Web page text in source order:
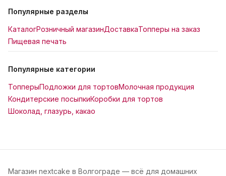
Популярные разделы
КаталогРозничный магазинДоставкаТопперы на заказ
Пищевая печать
Популярные категории
ТопперыПодложки для тортовМолочная продукция
Кондитерские посыпкиКоробки для тортов
Шоколад, глазурь, какао
Магазин nextcake в Волгограде — всё для домашних